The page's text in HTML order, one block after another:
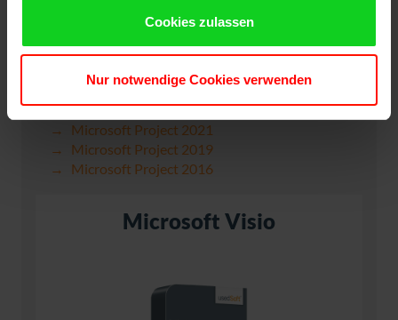
Cookies zulassen
Nur notwendige Cookies verwenden
Microsoft Project 2024
Microsoft Project 2021
Microsoft Project 2019
Microsoft Project 2016
Microsoft Visio